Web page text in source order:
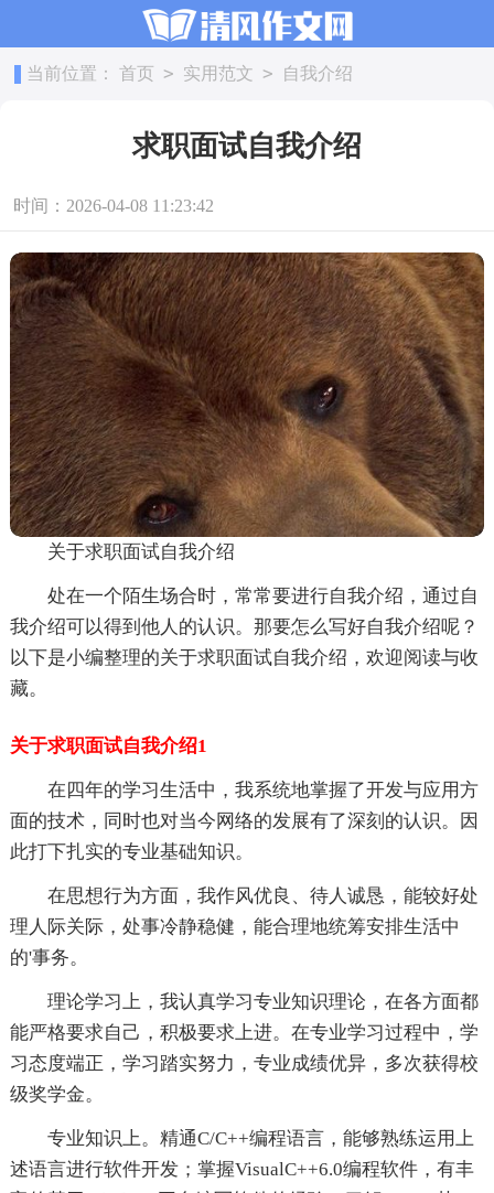
当前位置： 首页 > 实用范文 > 自我介绍
求职面试自我介绍
时间：2026-04-08 11:23:42
关于求职面试自我介绍
处在一个陌生场合时，常常要进行自我介绍，通过自
我介绍可以得到他人的认识。那要怎么写好自我介绍呢？
以下是小编整理的关于求职面试自我介绍，欢迎阅读与收
藏。
关于求职面试自我介绍1
在四年的学习生活中，我系统地掌握了开发与应用方
面的技术，同时也对当今网络的发展有了深刻的认识。因
此打下扎实的专业基础知识。
在思想行为方面，我作风优良、待人诚恳，能较好处
理人际关际，处事冷静稳健，能合理地统筹安排生活中
的'事务。
理论学习上，我认真学习专业知识理论，在各方面都
能严格要求自己，积极要求上进。在专业学习过程中，学
习态度端正，学习踏实努力，专业成绩优异，多次获得校
级奖学金。
专业知识上。精通C/C++编程语言，能够熟练运用上
述语言进行软件开发；掌握VisualC++6.0编程软件，有丰